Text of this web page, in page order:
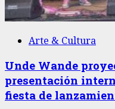
Arte & Cultura
Unde Wande
presentación
fiesta de